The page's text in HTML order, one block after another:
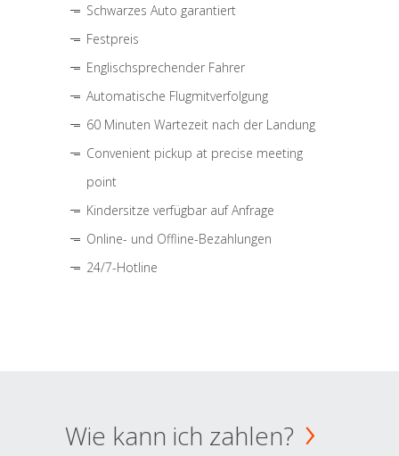
Schwarzes Auto garantiert
Festpreis
Englischsprechender Fahrer
Automatische Flugmitverfolgung
60 Minuten Wartezeit nach der Landung
Convenient pickup at precise meeting
point
Kindersitze verfügbar auf Anfrage
Online- und Offline-Bezahlungen
24/7-Hotline
Wie kann ich zahlen?